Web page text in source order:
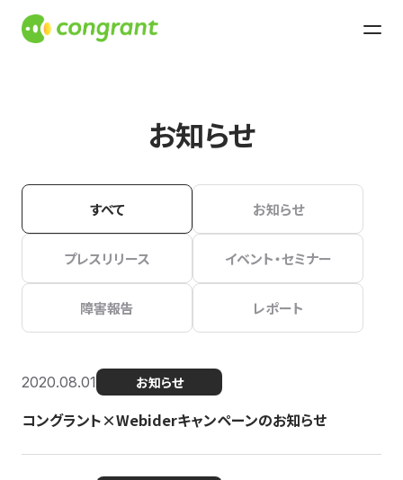
お知らせ
すべて お知らせ
プレスリリース イベント・セミナー
障害報告 レポート
2020.08.01 お知らせ
コングラント×Webiderキャンペーンのお知らせ